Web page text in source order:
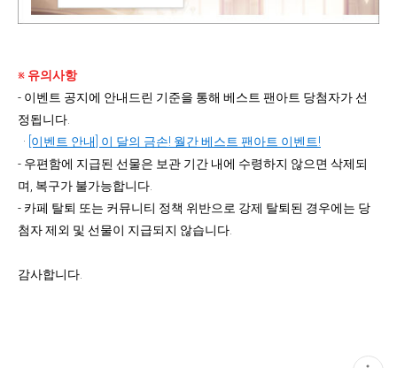
※ 유의사항
- 이벤트 공지에 안내드린 기준을 통해 베스트 팬아트 당첨자가 선
정됩니다.
· [이벤트 안내] 이 달의 금손! 월간 베스트 팬아트 이벤트!
- 우편함에 지급된 선물은 보관 기간 내에 수령하지 않으면 삭제되
며, 복구가 불가능합니다.
- 카페 탈퇴 또는 커뮤니티 정책 위반으로 강제 탈퇴된 경우에는 당
첨자 제외 및 선물이 지급되지 않습니다.
감사합니다.